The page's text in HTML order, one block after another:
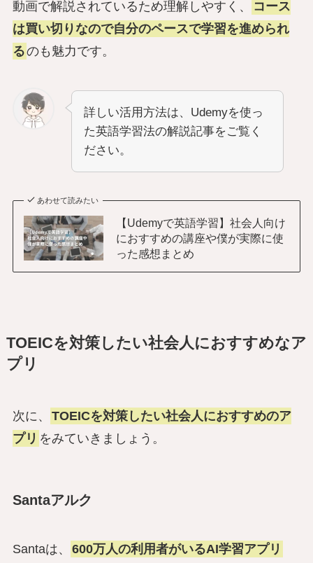
動画で解説されているため理解しやすく、
コース
は買い切りなので自分のペースで学習を進められ
るのも魅力です。
詳しい活用方法は、Udemyを使っ
た英語学習法の解説記事をご覧く
ださい。
あわせて読みたい
【Udemyで英語学習】社会人向け
におすすめの講座や僕が実際に使
った感想まとめ
TOEICを対策したい社会人におすすめなア
プリ
次に、
TOEICを対策したい社会人におすすめのア
プリ をみていきましょう。
Santaアルク
Santaは、
600万人の利用者がいるAI学習アプリ